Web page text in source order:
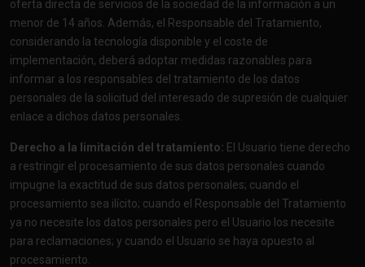
oferta directa de servicios de la sociedad de la información a un
menor de 14 años. Además, el Responsable del Tratamiento,
considerando la tecnología disponible y el coste de
implementación, deberá adoptar medidas razonables para
informar a los responsables del tratamiento de los datos
personales de la solicitud del interesado de supresión de cualquier
enlace a dichos datos personales.
Derecho a la limitación del tratamiento: El Usuario tiene derecho
a restringir el procesamiento de sus datos personales cuando
impugne la exactitud de sus datos personales; cuando el
procesamiento sea ilícito; cuando el Responsable del Tratamiento
ya no necesite los datos personales pero el Usuario los necesite
para reclamaciones; y cuando el Usuario se haya opuesto al
procesamiento.